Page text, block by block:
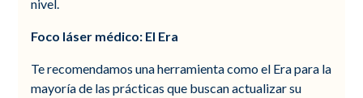
nivel.
Foco láser médico: El Era
Te recomendamos una herramienta como el Era para la
mayoría de las prácticas que buscan actualizar su